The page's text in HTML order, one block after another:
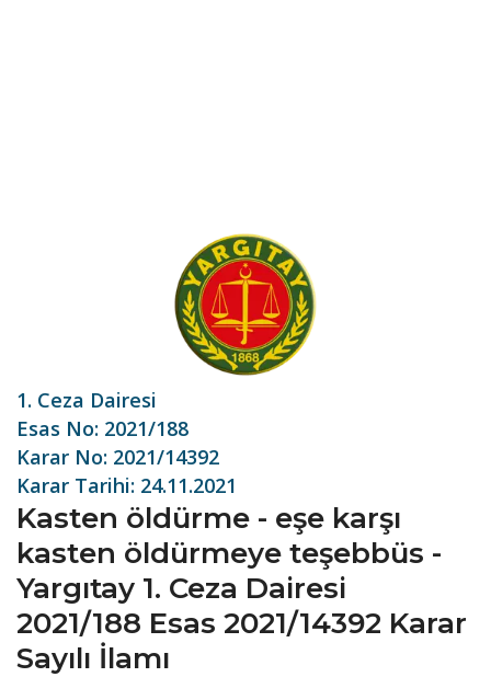
1. Ceza Dairesi
Esas No: 2021/188
Karar No: 2021/14392
Karar Tarihi: 24.11.2021
Kasten öldürme - eşe karşı
kasten öldürmeye teşebbüs -
Yargıtay 1. Ceza Dairesi
2021/188 Esas 2021/14392 Karar
Sayılı İlamı